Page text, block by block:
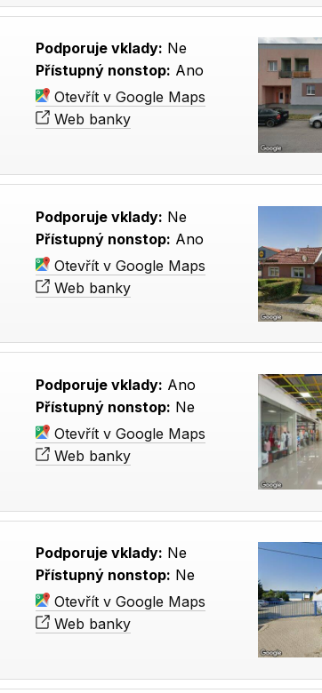
Podporuje vklady: Ne
Přístupný nonstop: Ano
Otevřít v Google Maps
Web banky
Podporuje vklady: Ne
Přístupný nonstop: Ano
Otevřít v Google Maps
Web banky
Podporuje vklady: Ano
Přístupný nonstop: Ne
Otevřít v Google Maps
Web banky
Podporuje vklady: Ne
Přístupný nonstop: Ne
Otevřít v Google Maps
Web banky